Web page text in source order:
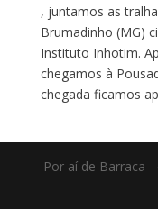
, juntamos as
Brumadinho (MG)
Instituto Inhotim.
chegamos à
chegada ficamos
Por aí de Barraca